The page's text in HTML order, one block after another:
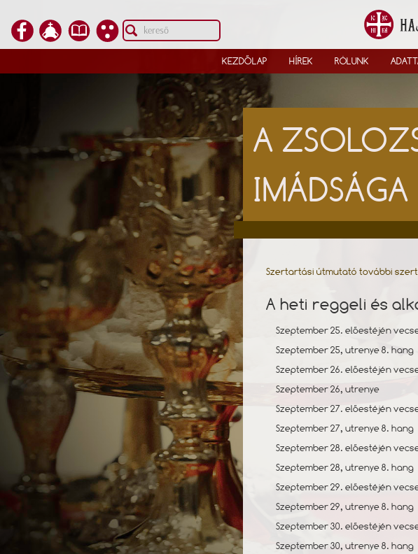
KEZDŐLAP HÍREK RÓLUNK
A
IMÁDSÁGA
Szertartási útmutató további
A heti reggeli és
Szeptember 25. előestéjén
Szeptember 25, utrenye 8. hang
Szeptember 26. előestéjén
Szeptember 26, utrenye
Szeptember 27. előestéjén
Szeptember 27, utrenye 8. hang
Szeptember 28. előestéjén
Szeptember 28, utrenye 8. hang
Szeptember 29. előestéjén
Szeptember 29, utrenye 8. hang
Szeptember 30. előestéjén
Szeptember 30, utrenye 8. hang